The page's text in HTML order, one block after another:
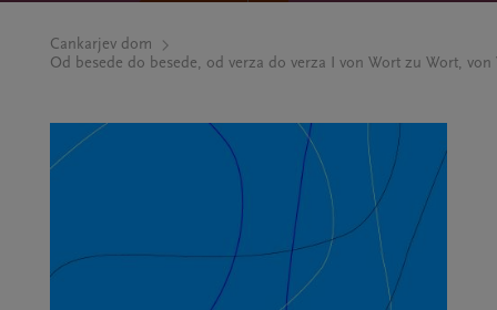
Cankarjev dom
Od besede do besede, od verza do verza I von Wort zu Wort, von